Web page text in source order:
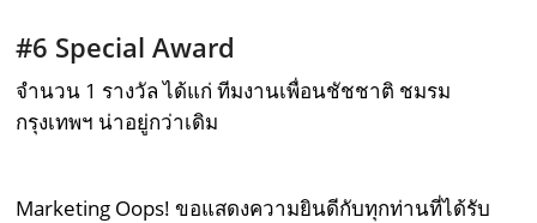
#6 Special Award
จำนวน 1 รางวัล ได้แก่ ทีมงานเพื่อนชัชชาติ ชมรม
กรุงเทพฯ น่าอยู่กว่าเดิม
Marketing Oops! ขอแสดงความยินดีกับทุกท่านที่ได้รับ